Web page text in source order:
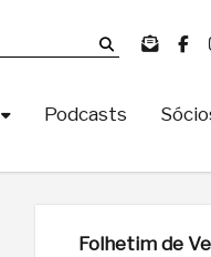
Podcasts
Folhetim de